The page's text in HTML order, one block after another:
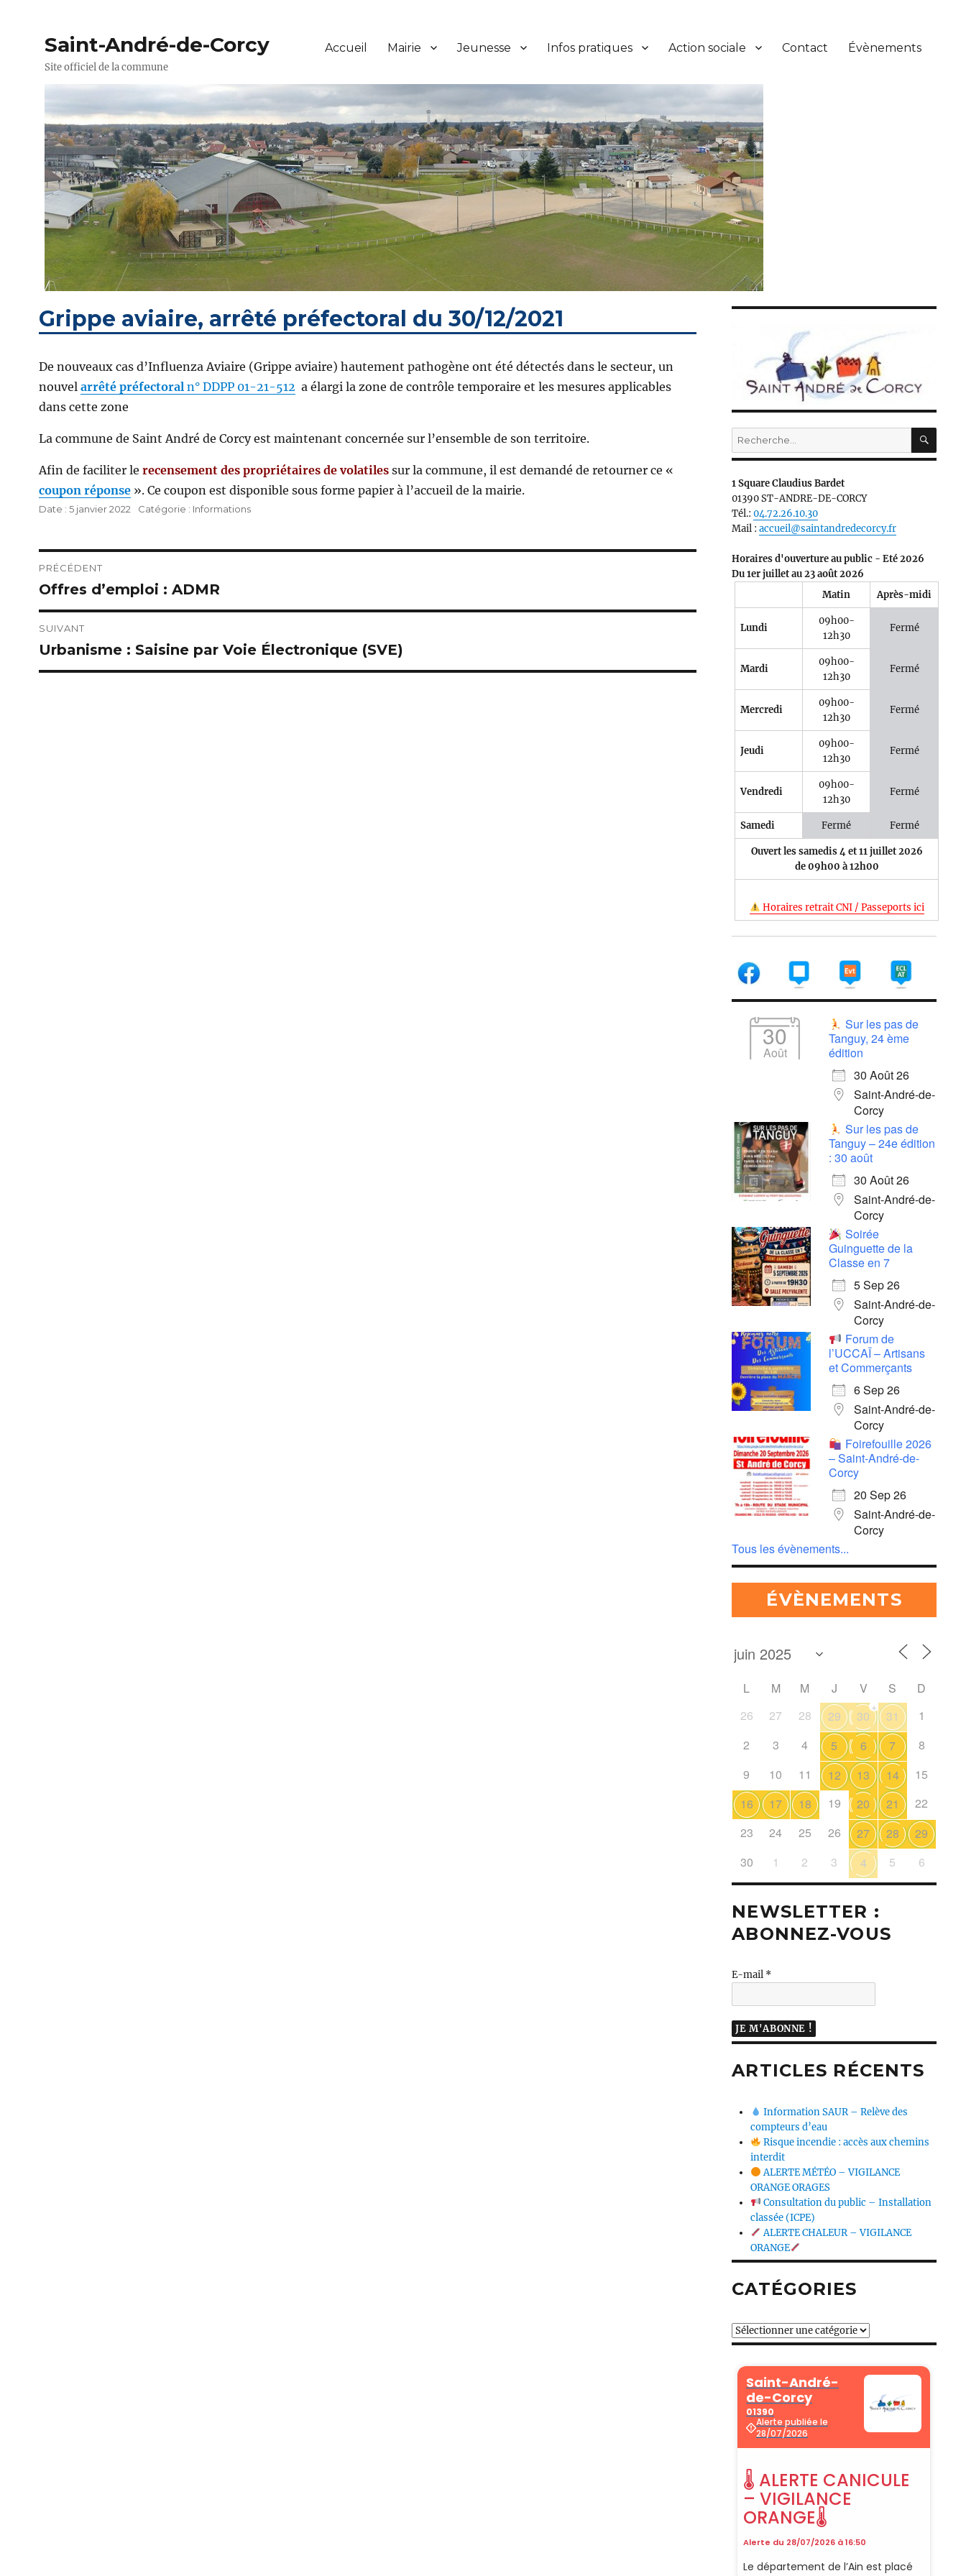
Saint-André-de-Corcy
Site officiel de la commune
Accueil Mairie Jeunesse Infos pratiques Action sociale Contact Évènements
Grippe aviaire, arrêté préfectoral du 30/12/2021
De nouveaux cas d’Influenza Aviaire (Grippe aviaire) hautement pathogène ont été détectés dans le secteur, un
nouvel arrêté préfectoraln° DDPP 01-21-512 a élargi la zone de contrôle temporaire et les mesures applicables
dans cette zone
La commune de Saint André de Corcy est maintenant concernée sur l’ensemble de son territoire.
Afin de faciliter le recensement des propriétaires de volatilessur la commune, il est demandé de retourner ce «
coupon réponse». Ce coupon est disponible sous forme papier à l’accueil de la mairie.
Publié
5 janvier 2022 Catégories
Informations
Navigation
de
l’article
PRÉCÉDENT
Publication
précédente :
Offres d’emploi : ADMR
SUIVANT
Publication
suivante :
Urbanisme : Saisine par Voie Électronique (SVE)
Recherche
pour :
1 Square Claudius Bardet
01390 ST-ANDRE-DE-CORCY
Tél.:04.72.26.10.30
Mail :accueil@saintandredecorcy.fr
Horaires d'ouverture au public - Eté 2026
Du 1er juillet au 23 août 2026
Matin
Après-midi
Lundi
09h00-
12h30
Fermé
Mardi
09h00-
12h30
Fermé
Mercredi
09h00-
12h30
Fermé
Jeudi
09h00-
12h30
Fermé
Vendredi
09h00-
12h30
Fermé
Samedi Fermé Fermé
Ouvert les samedis 4 et 11 juillet 2026
de 09h00 à 12h00
Horaires retrait CNI / Passeports ici
30
Août
Sur les pas de
Tanguy, 24 ème
édition
30 Août 26
Saint-André-de-
Corcy
Sur les pas de
Tanguy – 24e édition
: 30 août
30 Août 26
Saint-André-de-
Corcy
Soirée
Guinguette de la
Classe en 7
5 Sep 26
Saint-André-de-
Corcy
Forum de
l’UCCAÏ – Artisans
et Commerçants
6 Sep 26
Saint-André-de-
Corcy
Foirefouille 2026
– Saint-André-de-
Corcy
20 Sep 26
Saint-André-de-
Corcy
Tous les évènements...
ÉVÈNEMENTS
L M M J V S
D
26
27 28 29 30
+
31
1
2
3 4 5 6 7
8
9
10 11 12 13 14
15
16
17 18 19 20 21
22
23
24 25 26 27 28
29
30
1 2 3 4 5 6
NEWSLETTER :
ABONNEZ-VOUS
E-mail *
ARTICLES RÉCENTS
Information SAUR – Relève des
compteurs d’eau
Risque incendie : accès aux chemins
interdit
ALERTE MÉTÉO – VIGILANCE
ORANGE ORAGES
Consultation du public – Installation
classée (ICPE)
ALERTE CHALEUR – VIGILANCE
ORANGE
CATÉGORIES
Catégories